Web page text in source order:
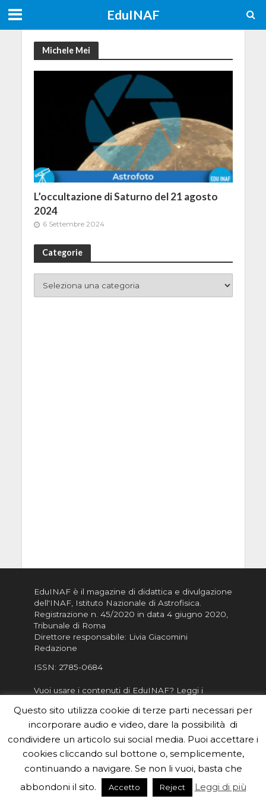
EduINAF
Michele Mei
L’occultazione di Saturno del 21 agosto
2024
6 Settembre 2024
Categorie
EduINAF è il magazine di didattica e divulgazione
dell'INAF, Istituto Nazionale di Astrofisica
Registrazione n. 45/2020 in data 4 giugno 2020,
Tribunale di Roma
Direttore responsabile: Livia Giacomini
Redazione
ISSN: 2785-0684
Vuoi usare i contenuti di EduINAF? Leggi i
Informativa sulla Privacy
Informatva sui Cookie
Per la rubrica de l'Astronomo risponde, per
inviarci le tue foto o i tuoi contributi, scrivici a
redazione.edu [chiocciola] inaf.it oppure
il form
Questo sito utilizza cookie di terze parti necessari per
incorporare audio e video, dare la possibilità di
condividere un articolo sui social media. Puoi accettare i
cookies cliccando sul bottone o, semplicemente,
continuando a navigare. Se non li vuoi, basta che
abbondoni il sito.
Accetto Reject Leggi di più